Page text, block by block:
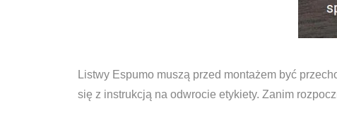
Listwy Espumo muszą przed montażem być
się z instrukcją na odwrocie etykiety. Zanim